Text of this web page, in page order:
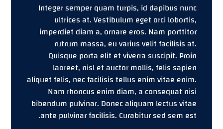
Integer semper quam turpis, id dapibus nunc
ultrices at. Vestibulum eget orci lobortis,
imperdiet diam a, ornare eros. Nam porttitor
rutrum massa, eu varius velit facilisis at.
Quisque porta elit et viverra suscipit. Proin
laoreet, nisl et auctor mollis, felis sapien
aliquet felis, nec facilisis tellus enim vitae enim.
Nam rhoncus enim diam, a consequat nisi
bibendum pulvinar. Donec aliquam lectus vitae
ante pulvinar facilisis. Curabitur sed sem est.